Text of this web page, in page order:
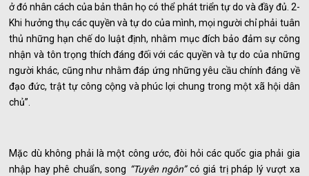
ở đó nhân cách của bản thân họ có thể phát triển tự do và đầy đủ. 2-
Khi hưởng thụ các quyền và tự do của mình, mọi người chỉ phải tuân
thủ những hạn chế do luật định, nhằm mục đích bảo đảm sự công
nhận và tôn trọng thích đáng đối với các quyền và tự do của những
người khác, cũng như nhằm đáp ứng những yêu cầu chính đáng về
đạo đức, trật tự công cộng và phúc lợi chung trong một xã hội dân
chủ”.
Mặc dù không phải là một công ước, đòi hỏi các quốc gia phải gia
nhập hay phê chuẩn, song “Tuyên ngôn”có giá trị pháp lý vượt xa